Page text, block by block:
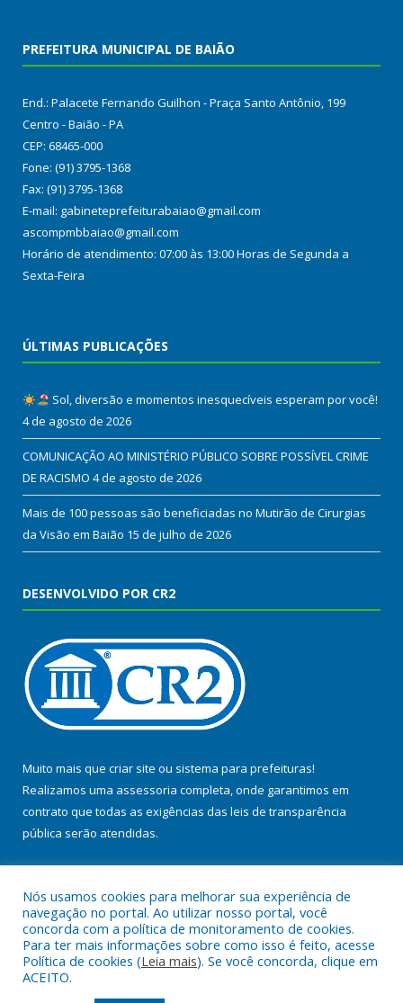
PREFEITURA MUNICIPAL DE BAIÃO
End.: Palacete Fernando Guilhon - Praça Santo Antônio, 199
Centro - Baião - PA
CEP: 68465-000
Fone: (91) 3795-1368
Fax: (91) 3795-1368
E-mail: gabineteprefeiturabaiao@gmail.com
ascompmbbaiao@gmail.com
Horário de atendimento: 07:00 às 13:00 Horas de Segunda a
Sexta-Feira
ÚLTIMAS PUBLICAÇÕES
Sol, diversão e momentos inesquecíveis esperam por você!
4 de agosto de 2026
COMUNICAÇÃO AO MINISTÉRIO PÚBLICO SOBRE POSSÍVEL CRIME
DE RACISMO 4 de agosto de 2026
Mais de 100 pessoas são beneficiadas no Mutirão de Cirurgias
da Visão em Baião 15 de julho de 2026
DESENVOLVIDO POR CR2
Muito mais que criar site ou sistema para prefeituras!
Realizamos uma assessoria completa, onde garantimos em
contrato que todas as exigências das leis de transparência
pública serão atendidas.
Todos os direitos reservados a Prefeitura Municipal de Baião.
Nós usamos cookies para melhorar sua experiência de
navegação no portal. Ao utilizar nosso portal, você
concorda com a política de monitoramento de cookies.
Para ter mais informações sobre como isso é feito, acesse
Política de cookies (Leia mais). Se você concorda, clique em
ACEITO.